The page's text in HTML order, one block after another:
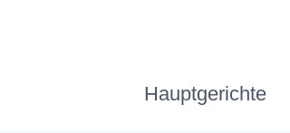
Hauptgerichte